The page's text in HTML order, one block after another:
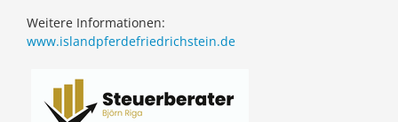
Weitere Informationen:
www.islandpferdefriedrichstein.de